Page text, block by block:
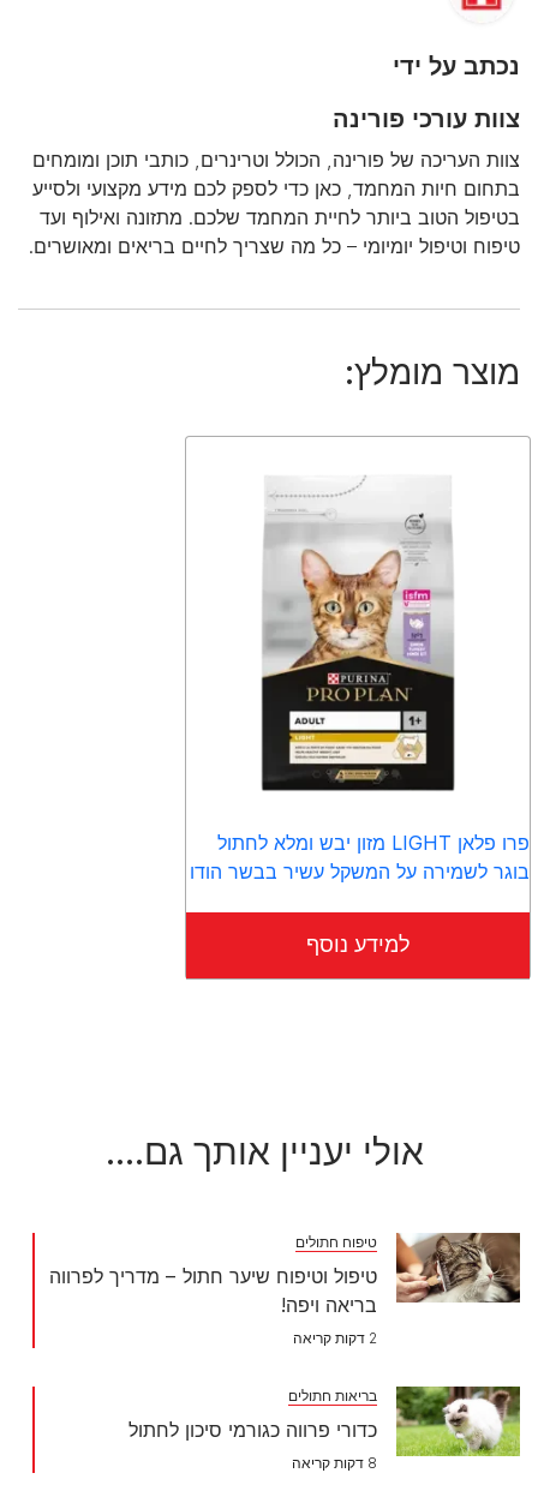
נכתב על ידי
צוות עורכי פורינה
צוות העריכה של פורינה, הכולל וטרינרים, כותבי תוכן ומומחים
בתחום חיות המחמד, כאן כדי לספק לכם מידע מקצועי ולסייע
בטיפול הטוב ביותר לחיית המחמד שלכם. מתזונה ואילוף ועד
טיפוח וטיפול יומיומי – כל מה שצריך לחיים בריאים ומאושרים.
מוצר מומלץ:
פרו פלאן LIGHT מזון יבש ומלא לחתול
בוגר לשמירה על המשקל עשיר בבשר הודו
למידע נוסף
אולי יעניין אותך גם....
טיפוח חתולים
טיפול וטיפוח שיער חתול – מדריך לפרווה
בריאה ויפה!
2 דקות קריאה
בריאות חתולים
כדורי פרווה כגורמי סיכון לחתול
8 דקות קריאה